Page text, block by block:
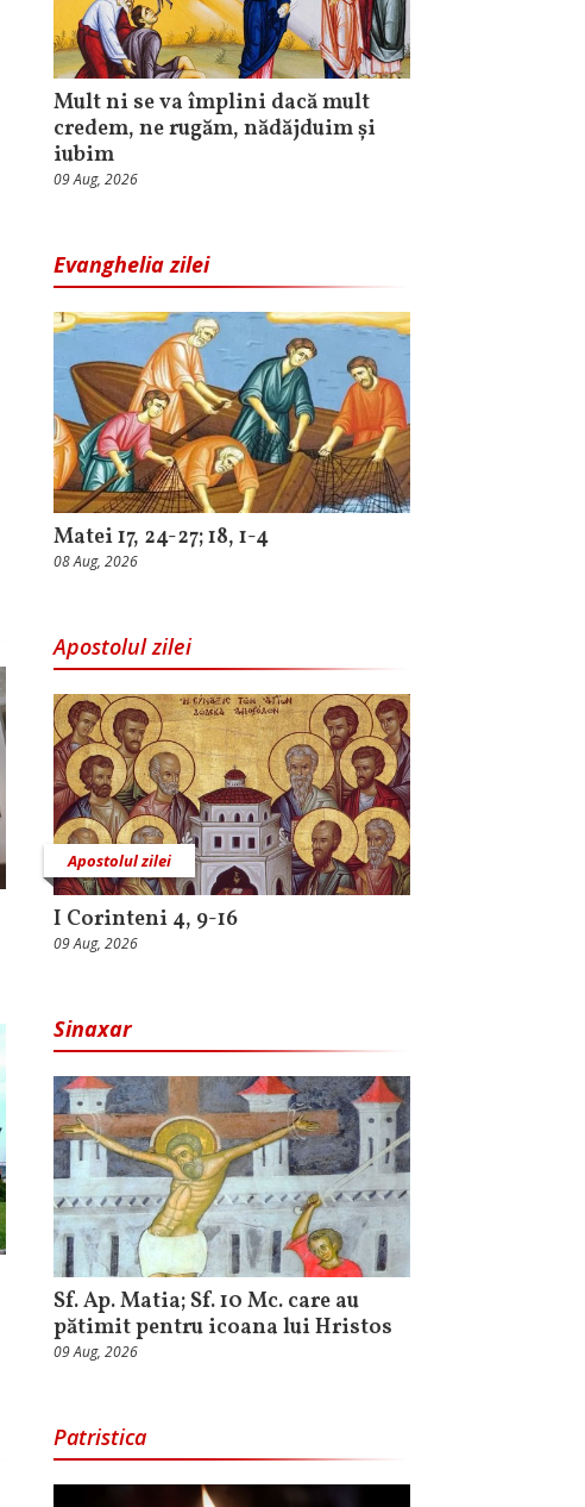
Mult ni se va împlini dacă mult
credem, ne rugăm, nădăjduim și
iubim
09 Aug, 2026
Evanghelia zilei
Matei 17, 24-27; 18, 1-4
08 Aug, 2026
Apostolul zilei
Apostolul zilei
I Corinteni 4, 9-16
09 Aug, 2026
Sinaxar
Sf. Ap. Matia; Sf. 10 Mc. care au
pătimit pentru icoana lui Hristos
09 Aug, 2026
Patristica